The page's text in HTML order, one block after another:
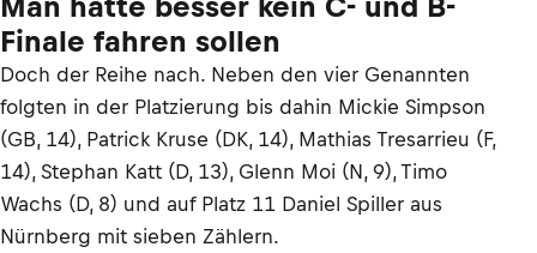
Finale fahren sollen
Doch der Reihe nach. Neben den vier Genannten
folgten in der Platzierung bis dahin Mickie Simpson
(GB, 14), Patrick Kruse (DK, 14), Mathias Tresarrieu (F,
14), Stephan Katt (D, 13), Glenn Moi (N, 9), Timo
Wachs (D, 8) und auf Platz 11 Daniel Spiller aus
Nürnberg mit sieben Zählern.